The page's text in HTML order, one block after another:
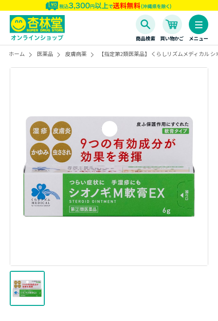
商品検索 買い物かご メニュー
ホーム 医薬品 皮膚病薬 【指定第2類医薬品】 くらしリズムメディカル